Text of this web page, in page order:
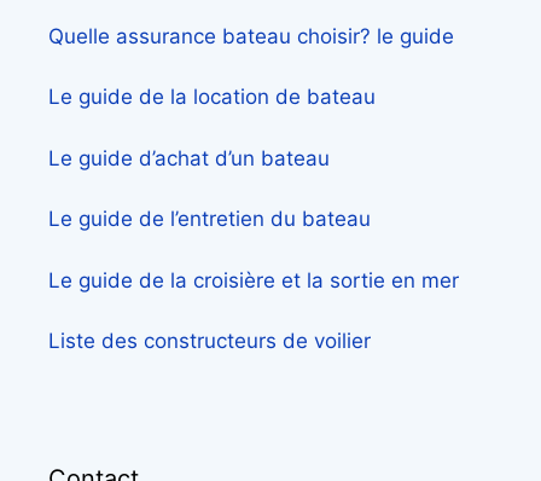
Quelle assurance bateau choisir? le guide
Le guide de la location de bateau
Le guide d’achat d’un bateau
Le guide de l’entretien du bateau
Le guide de la croisière et la sortie en mer
Liste des constructeurs de voilier